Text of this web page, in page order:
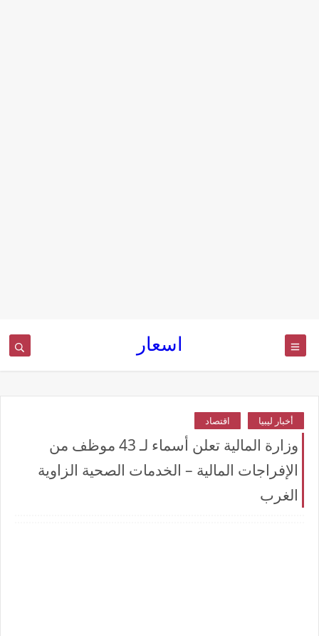
اسعار
أخبار ليبيا اقتصاد
وزارة المالية تعلن أسماء لـ 43 موظف من
الإفراجات المالية – الخدمات الصحية الزاوية
الغرب